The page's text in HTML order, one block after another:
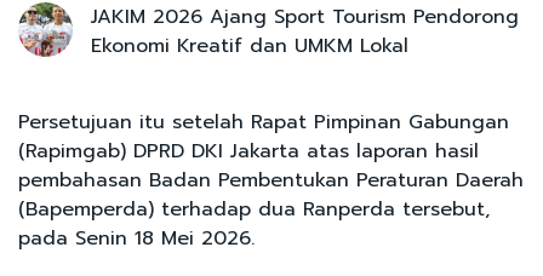
JAKIM 2026 Ajang Sport Tourism Pendorong
Ekonomi Kreatif dan UMKM Lokal
Persetujuan itu setelah Rapat Pimpinan Gabungan
(Rapimgab) DPRD DKI Jakarta atas laporan hasil
pembahasan Badan Pembentukan Peraturan Daerah
(Bapemperda) terhadap dua Ranperda tersebut,
pada Senin 18 Mei 2026.